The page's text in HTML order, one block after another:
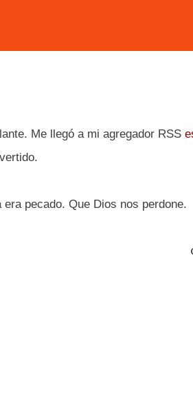
Me llegó a mi agregador RSS
pecado. Que Dios nos perdone.